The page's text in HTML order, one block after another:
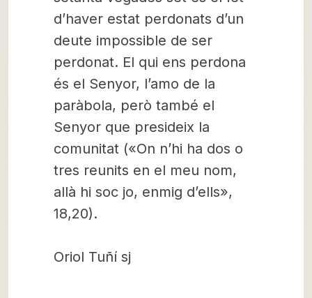
d’haver estat perdonats d’un
deute impossible de ser
perdonat. El qui ens perdona
és el Senyor, l’amo de la
paràbola, però també el
Senyor que presideix la
comunitat («On n’hi ha dos o
tres reunits en el meu nom,
allà hi soc jo, enmig d’ells»,
18,20).
Oriol Tuñí sj